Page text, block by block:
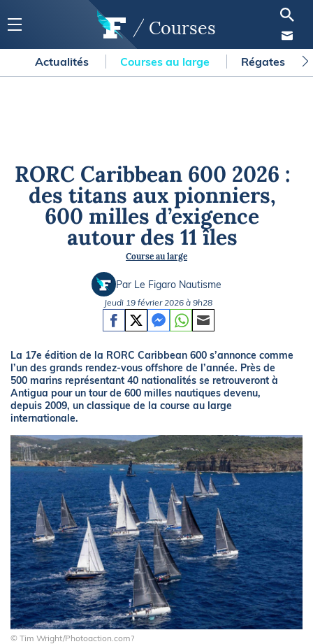
Courses
Actualités Courses au large Régates
RORC Caribbean 600 2026 :
des titans aux pionniers,
600 milles d’exigence
autour des 11 îles
Course au large
Par Le Figaro Nautisme
Jeudi 19 février 2026 à 9h28
La 17e édition de la RORC Caribbean 600 s’annonce comme
l’un des grands rendez-vous offshore de l’année. Près de
500 marins représentant 40 nationalités se retrouveront à
Antigua pour un tour de 600 milles nautiques devenu,
depuis 2009, un classique de la course au large
internationale.
© Tim Wright/Photoaction.com?